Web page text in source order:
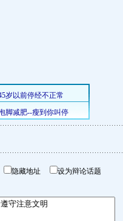
隐藏地址 设为辩论话题